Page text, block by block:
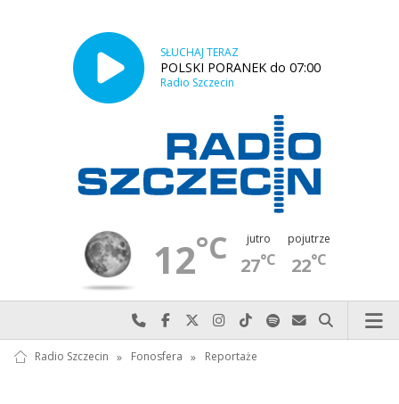
SŁUCHAJ TERAZ
POLSKI PORANEK do 07:00
Radio Szczecin
12°C jutro
27°C
pojutrze
22°C
Najlepiej po prostu do nas zadzwoń
Odwiedź nas na Facebook-u
Odwiedź nas na X
Odwiedź nas na Instagram-ie
Odwiedź nas na TikTok-u
Szukaj nas na Spotify
Wyślij do nas
Szukaj
Radio Szczecin » Fonosfera » Reportaże